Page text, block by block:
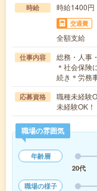
時給 時給1400
交通費
全額支給
仕事内容
総務・人事
＊社会保険
続き＊労務
応募資格
職種未経験
未経験OK！
職場の雰囲気
年齢層
20代
職場の様子